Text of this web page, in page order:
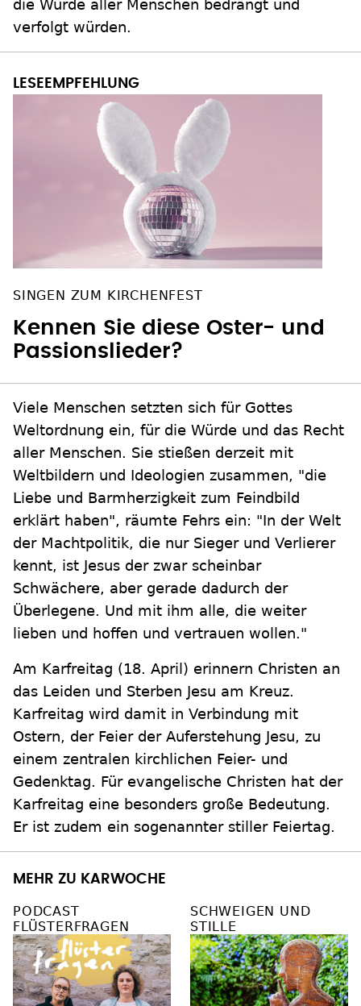
die Würde aller Menschen bedrängt und
verfolgt würden.
SINGEN ZUM KIRCHENFEST
Kennen Sie diese Oster- und
Passionslieder?
Viele Menschen setzten sich für Gottes
Weltordnung ein, für die Würde und das Recht
aller Menschen. Sie stießen derzeit mit
Weltbildern und Ideologien zusammen, "die
Liebe und Barmherzigkeit zum Feindbild
erklärt haben", räumte Fehrs ein: "In der Welt
der Machtpolitik, die nur Sieger und Verlierer
kennt, ist Jesus der zwar scheinbar
Schwächere, aber gerade dadurch der
Überlegene. Und mit ihm alle, die weiter
lieben und hoffen und vertrauen wollen."
Am Karfreitag (18. April) erinnern Christen an
das Leiden und Sterben Jesu am Kreuz.
Karfreitag wird damit in Verbindung mit
Ostern, der Feier der Auferstehung Jesu, zu
einem zentralen kirchlichen Feier- und
Gedenktag. Für evangelische Christen hat der
Karfreitag eine besonders große Bedeutung.
Er ist zudem ein sogenannter stiller Feiertag.
MEHR ZU KARWOCHE
PODCAST
FLÜSTERFRAGEN
SCHWEIGEN UND
STILLE